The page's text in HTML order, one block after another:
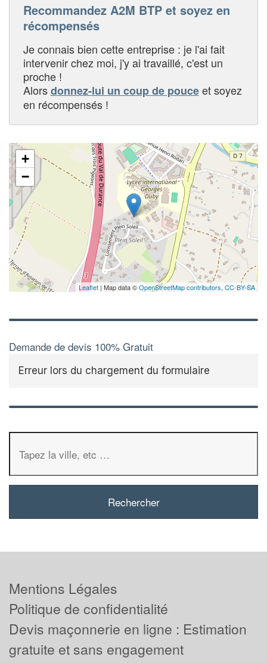
Recommandez A2M BTP et soyez en
récompensés
Je connais bien cette entreprise : je l'ai fait
intervenir chez moi, j'y ai travaillé, c'est un
proche !
Alorsdonnez-lui un coup de pouceet soyez
en récompensés !
+
−
Leaflet | Map data ©OpenStreetMap contributors, CC-BY-SA
Demande de devis 100% Gratuit
Erreur lors du chargement du formulaire
✕
Mentions Légales
Politique de confidentialité
Devis maçonnerie en ligne : Estimation
gratuite et sans engagement